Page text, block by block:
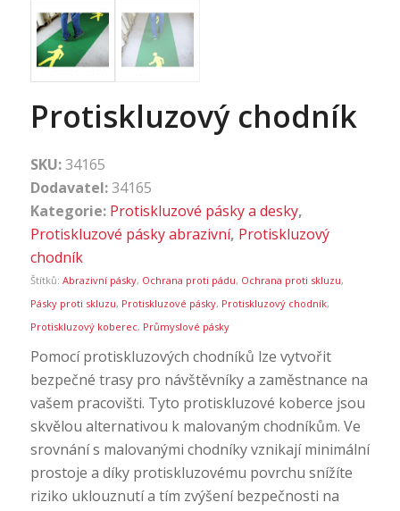
Protiskluzový chodník
SKU:34165
Dodavatel:34165
Kategorie: Protiskluzové pásky a desky,
Protiskluzové pásky abrazivní, Protiskluzový
chodník
Štítků: Abrazivní pásky, Ochrana proti pádu, Ochrana proti skluzu,
Pásky proti skluzu, Protiskluzové pásky, Protiskluzový chodník,
Protiskluzový koberec, Průmyslové pásky
Pomocí protiskluzových chodníků lze vytvořit
bezpečné trasy pro návštěvníky a zaměstnance na
vašem pracovišti. Tyto protiskluzové koberce jsou
skvělou alternativou k malovaným chodníkům. Ve
srovnání s malovanými chodníky vznikají minimální
prostoje a díky protiskluzovému povrchu snížíte
riziko uklouznutí a tím zvýšení bezpečnosti na